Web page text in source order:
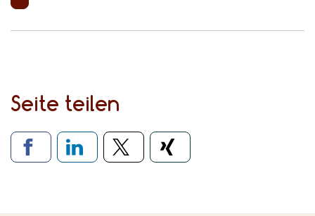
Seite teilen
Verlinkung zu sozialen Medien